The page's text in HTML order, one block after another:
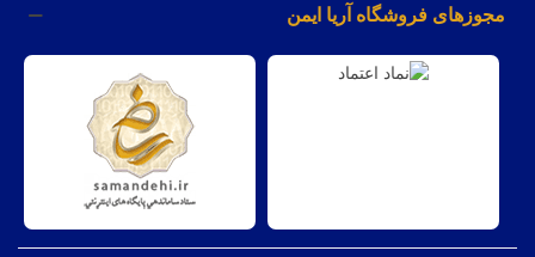
مجوزهای فروشگاه آریا ایمن